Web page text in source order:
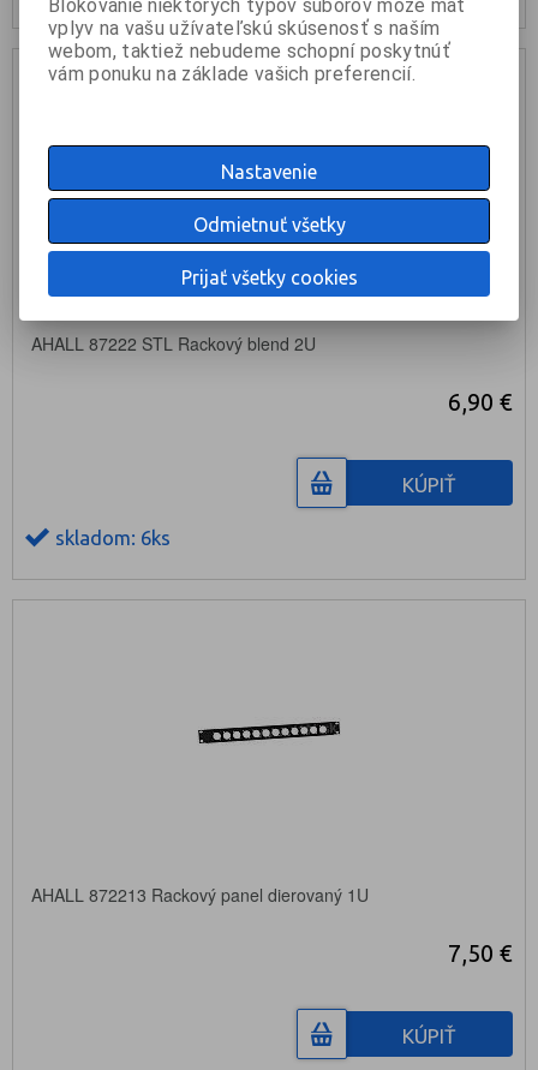
AHALL 87222 STL Rackový blend 2U
6,90 €
KÚPIŤ
skladom: 6ks
AHALL 872213 Rackový panel dierovaný 1U
7,50 €
KÚPIŤ
Blokovanie niektorých typov súborov môže mať
vplyv na vašu užívateľskú skúsenosť s naším
webom, taktiež nebudeme schopní poskytnúť
vám ponuku na základe vašich preferencií.
Nastavenie
Odmietnuť všetky
Prijať všetky cookies